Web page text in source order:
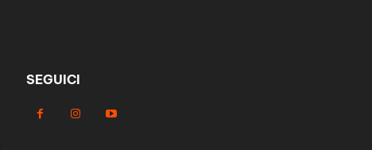
SEGUICI